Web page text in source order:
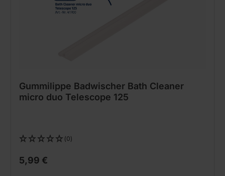
Gummilippe Badwischer Bath Cleaner
micro duo Telescope 125
(0)
5,99 €